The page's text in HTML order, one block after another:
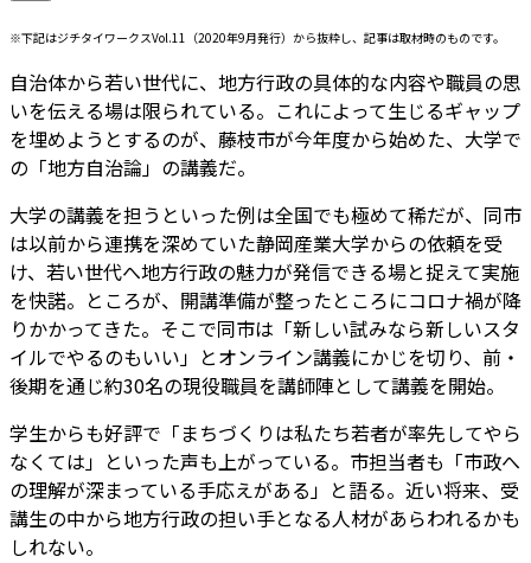
※下記はジチタイワークスVol.11（2020年9月発行）から抜粋し、記事は取材時のものです。
自治体から若い世代に、地方行政の具体的な内容や職員の思
いを伝える場は限られている。これによって生じるギャップ
を埋めようとするのが、藤枝市が今年度から始めた、大学で
の「地方自治論」の講義だ。
大学の講義を担うといった例は全国でも極めて稀だが、同市
は以前から連携を深めていた静岡産業大学からの依頼を受
け、若い世代へ地方行政の魅力が発信できる場と捉えて実施
を快諾。ところが、開講準備が整ったところにコロナ禍が降
りかかってきた。そこで同市は「新しい試みなら新しいスタ
イルでやるのもいい」とオンライン講義にかじを切り、前・
後期を通じ約30名の現役職員を講師陣として講義を開始。
学生からも好評で「まちづくりは私たち若者が率先してやら
なくては」といった声も上がっている。市担当者も「市政へ
の理解が深まっている手応えがある」と語る。近い将来、受
講生の中から地方行政の担い手となる人材があらわれるかも
しれない。